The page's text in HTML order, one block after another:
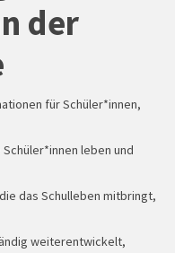
der
für Schüler*innen,
leben und
das Schulleben mitbringt,
weiterentwickelt,